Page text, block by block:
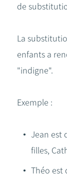
de
La
enfants a
"indigne".
Exemple :
Jean est
filles,
Théo est